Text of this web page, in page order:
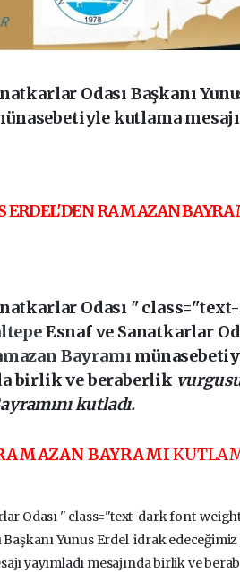
Odası Başkanı
kutlama
ERDEL'DEN RAMAZAN
Odası "
Esnaf ve Sanatkarlar
Bayramı
birlik ve beraberlik
kutladı.
BAYRAMI
Odası " class="text-dark font-
Başkanı Yunus Erdel idrak edeceğimiz
yayımladı mesajında birlik ve